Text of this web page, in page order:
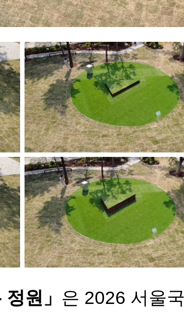
원」 은 2026 서울